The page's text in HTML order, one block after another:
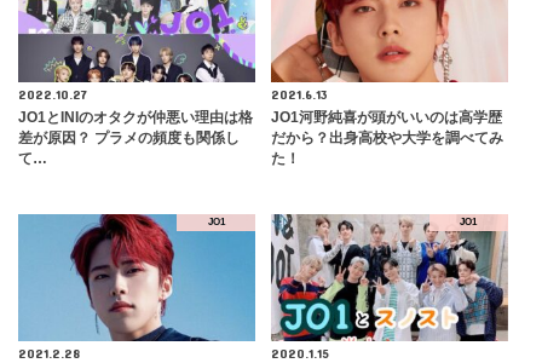
2022.10.27
JO1とINIのオタクが仲悪い理由は格
差が原因？ プラメの頻度も関係し
て…
2021.6.13
JO1河野純喜が頭がいいのは高学歴
だから？出身高校や大学を調べてみ
た！
JO1
2021.2.28
JO1
2020.1.15